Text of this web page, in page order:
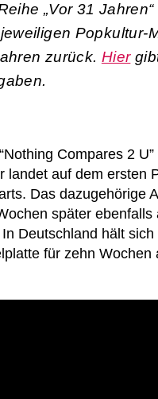
„Vor 31
Popkultur-
zurück. Hier
Compares 2
landet auf dem ersten
Das dazugehörige
später ebenfalls
Deutschland hält sich
für zehn Wochen